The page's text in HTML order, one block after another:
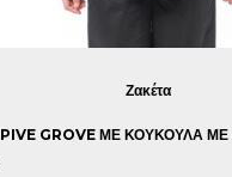
Ζακέτα
PIVE GROVE ΜΕ ΚΟΥΚΟΎΛΑ ΜΕ